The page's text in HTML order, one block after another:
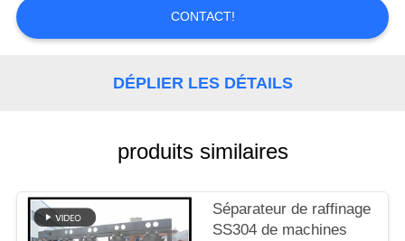
DEMANDEZ
DU
SITE
CONTACT!
DÉPLIER LES DÉTAILS
produits similaires
Séparateur de raffinage
SS304 de machines